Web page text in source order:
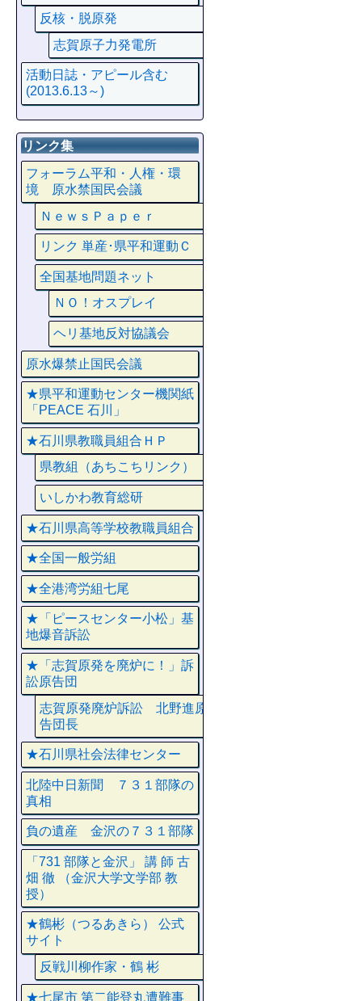
反核・脱原発
志賀原子力発電所
活動日誌・アピール含む
(2013.6.13～)
リンク集
フォーラム平和・人権・環
境 原水禁国民会議
ＮｅｗｓＰａｐｅｒ
リンク 単産･県平和運動Ｃ
全国基地問題ネット
ＮＯ！オスプレイ
ヘリ基地反対協議会
原水爆禁止国民会議
★県平和運動センター機関紙
「PEACE 石川」
★石川県教職員組合ＨＰ
県教組（あちこちリンク）
いしかわ教育総研
★石川県高等学校教職員組合
★全国一般労組
★全港湾労組七尾
★「ピースセンター小松」基
地爆音訴訟
★「志賀原発を廃炉に！」訴
訟原告団
志賀原発廃炉訴訟 北野進原
告団長
★石川県社会法律センター
北陸中日新聞 ７３１部隊の
真相
負の遺産 金沢の７３１部隊
「731 部隊と金沢」 講 師 古
畑 徹 （金沢大学文学部 教
授）
★鶴彬（つるあきら） 公式
サイト
反戦川柳作家・鶴 彬
★七尾市 第二能登丸遭難事